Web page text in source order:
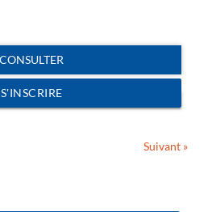
CONSULTER
S'INSCRIRE
Suivant »